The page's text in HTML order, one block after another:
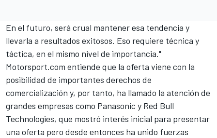
En el futuro, será crual mantener esa tendencia y
llevarla a resultados exitosos. Eso requiere técnica y
táctica, en el mismo nivel de importancia."
Motorsport.com entiende que la oferta viene con la
posibilidad de importantes derechos de
comercialización y, por tanto, ha llamado la atención de
grandes empresas como Panasonic y Red Bull
Technologies, que mostró interés inicial para presentar
una oferta pero desde entonces ha unido fuerzas